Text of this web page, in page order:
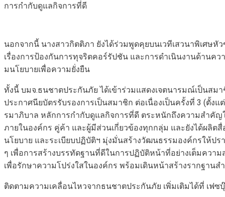
การกำกับดูแลกิจการที่ดี
นอกจากนี้ นางสาวกิตติภา ยังได้ร่วมพูดคุยบนเวทีเสวนาพิเศษหัวข้
เรื่องการป้องกันการทุจริตคอร์รัปชัน และการดำเนินงานด้านค
มนโยบายเพื่อความยั่งยืน
ทั้งนี้ บมจ.ธนชาตประกันภัย ได้เข้าร่วมแสดงเจตนารมณ์เป็นสมา
ประกาศนียบัตรรับรองการเป็นสมาชิก ต่อเนื่องเป็นครั้งที่ 3 (ตั้
รมาภิบาล หลักการกำกับดูแลกิจการที่ดี ตระหนักถึงความสำคัญ
ภายในองค์กร คู่ค้า และผู้มีส่วนเกี่ยวข้องทุกกลุ่ม และยังได้ผลิต
นโยบาย และระเบียบปฏิบัติฯ มุ่งมั่นสร้างวัฒนธรรมองค์กรให้ป
ๆ เพื่อการสร้างบรรทัดฐานที่ดีในการปฏิบัติหน้าที่อย่างเต็มควา
เพื่อรักษาความโปร่งใสในองค์กร พร้อมเดินหน้าสร้างรากฐา
ติดตามความเคลื่อนไหวจากธนชาตประกันภัย เพิ่มเติมได้ที่ เฟซบุ๊